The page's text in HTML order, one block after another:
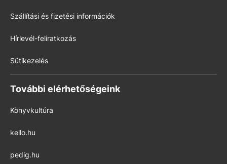
Szállítási és fizetési információk
Hírlevél-feliratkozás
Sütikezelés
További elérhetőségeink
Könyvkultúra
kello.hu
pedig.hu